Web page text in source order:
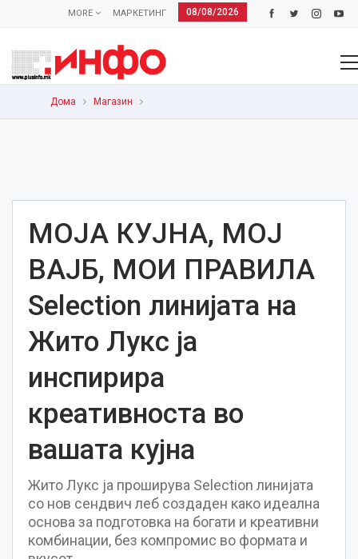
08/08/2026
МАРКЕТИНГ
MORE
Дома Магазин
МОЈА КУЈНА, МОЈ
ВАЈБ, МОИ ПРАВИЛА
Selection линијата на
Жито Лукс ја
инспирира
креативноста во
вашата кујна
Жито Лукс ја проширува Selection линијата
со нов сендвич леб создаден како идеална
основа за подготовка на богати и креативни
комбинации, без компромис во формата и